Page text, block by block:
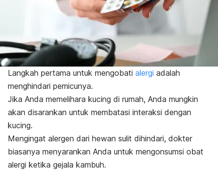
Langkah pertama untuk mengobati alergi adalah
menghindari pemicunya.
Jika Anda memelihara kucing di rumah, Anda mungkin
akan disarankan untuk membatasi interaksi dengan
kucing.
Mengingat alergen dari hewan sulit dihindari, dokter
biasanya menyarankan Anda untuk mengonsumsi obat
alergi ketika gejala kambuh.